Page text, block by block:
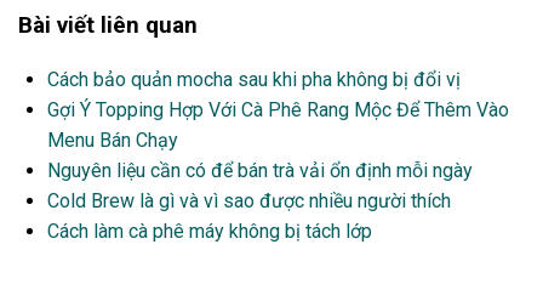
Bài viết liên quan
Cách bảo quản mocha sau khi pha không bị đổi vị
Gợi Ý Topping Hợp Với Cà Phê Rang Mộc Để Thêm Vào
Menu Bán Chạy
Nguyên liệu cần có để bán trà vải ổn định mỗi ngày
Cold Brew là gì và vì sao được nhiều người thích
Cách làm cà phê máy không bị tách lớp